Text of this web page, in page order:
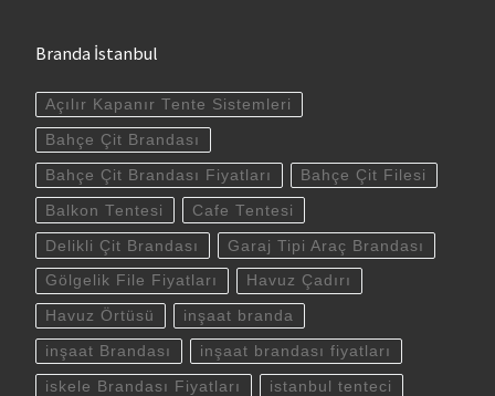
Branda İstanbul
Açılır Kapanır Tente Sistemleri
Bahçe Çit Brandası
Bahçe Çit Brandası Fiyatları Bahçe Çit Filesi
Balkon Tentesi Cafe Tentesi
Delikli Çit Brandası Garaj Tipi Araç Brandası
Gölgelik File Fiyatları Havuz Çadırı
Havuz Örtüsü inşaat branda
inşaat Brandası inşaat brandası fiyatları
iskele Brandası Fiyatları istanbul tenteci